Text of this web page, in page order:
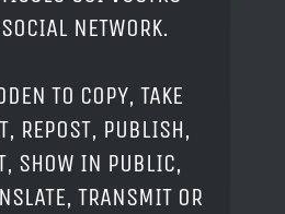
NETWORK.
TO COPY, TAKE
REPOST, PUBLISH,
SHOW IN PUBLIC,
TRANSMIT OR